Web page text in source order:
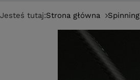
Jesteś tutaj:Strona główna Spinning